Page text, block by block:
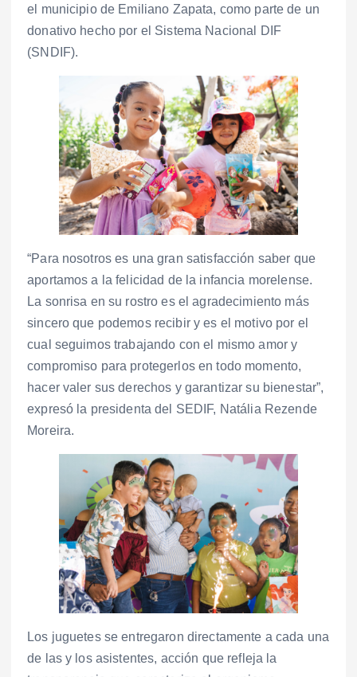
el municipio de Emiliano Zapata, como parte de un
donativo hecho por el Sistema Nacional DIF
(SNDIF).
“Para nosotros es una gran satisfacción saber que
aportamos a la felicidad de la infancia morelense.
La sonrisa en su rostro es el agradecimiento más
sincero que podemos recibir y es el motivo por el
cual seguimos trabajando con el mismo amor y
compromiso para protegerlos en todo momento,
hacer valer sus derechos y garantizar su bienestar”,
expresó la presidenta del SEDIF, Natália Rezende
Moreira.
Los juguetes se entregaron directamente a cada una
de las y los asistentes, acción que refleja la